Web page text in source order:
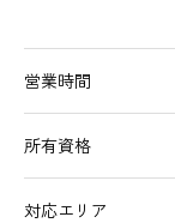
営業時間
所有資格
対応エリア